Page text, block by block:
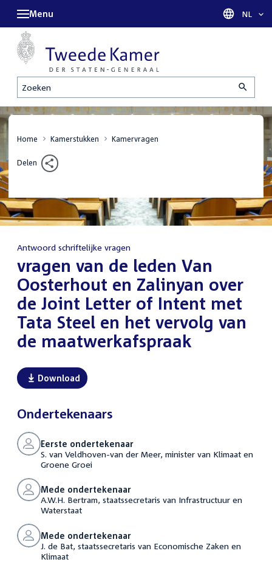
Zoeken
Menu Taal
NL
Home Kamerstukken Kamervragen
Delen
Antwoord schriftelijke vragen
:vragen van de leden Van
Oosterhout en Zalinyan over
de Joint Letter of Intent met
Tata Steel en het vervolg van
de maatwerkafspraak
Download
Ondertekenaars
Eerste ondertekenaar
S. van Veldhoven-van der Meer, minister van Klimaat en
Groene Groei
Mede ondertekenaar
A.W.H. Bertram, staatssecretaris van Infrastructuur en
Waterstaat
Mede ondertekenaar
J. de Bat, staatssecretaris van Economische Zaken en
Klimaat